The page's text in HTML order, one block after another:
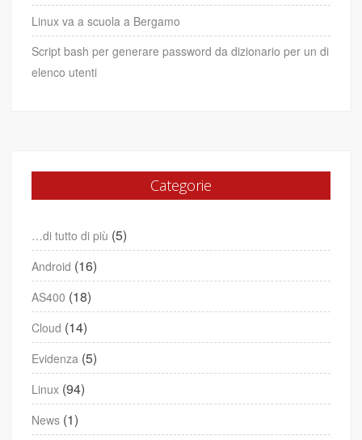
Linux va a scuola a Bergamo
Script bash per generare password da dizionario per un di
elenco utenti
Categorie
…di tutto di più (5)
Android (16)
AS400 (18)
Cloud (14)
Evidenza (5)
Linux (94)
News (1)